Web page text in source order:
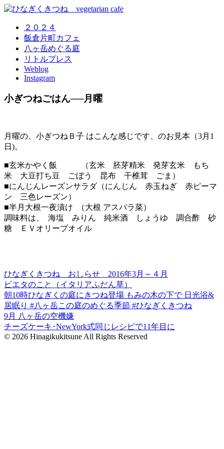
２０２４
飯倉片町カフェ
八ヶ岳めぐる庭
リトルプレス
Weblog
Instagram
小ぎつねごはん──月曜
月曜の、小ぎつねＢ子 はこんな感じです、のお見本（3月1
日)。
■玄米かやく飯 （玄米 胚芽精米 発芽玄米 もち
米 大豆打ち豆 ごぼう 昆布 干椎茸 ごま）
■にんじんレーズンサラダ（にんじん 赤玉ねぎ 赤ピーマ
ン 三色レーズン）
■半月大根一夜漬け （大根 アスパラ菜）
調味料は、 海塩 みりん 純米酒 しょうゆ 調合酢 砂
糖 ＥＶオリーブオイル
ひなぎくきつね おしらせ 2016年3月～４月
ビエタのこと（イタリアふだん草）
朝10時ひなぎくの庭にきつね登場 もみの木の下で 日光浴&
居眠り #八ヶ岳この庭のめぐる季節 #ひなぎくきつね
9月 八ヶ岳の空機嫌
チーズケーキ･NewYork式同じレシピで11年目に
© 2026 Hinagikukitsune All Rights Reserved